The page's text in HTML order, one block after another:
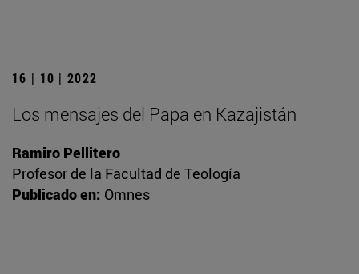
16 | 10 | 2022
Los mensajes del Papa en Kazajistán
Ramiro Pellitero
Profesor de la Facultad de Teología
Publicado en: Omnes